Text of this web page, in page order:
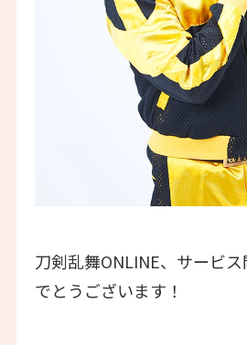
刀剣乱舞ONLINE、サービ
でとうございます！